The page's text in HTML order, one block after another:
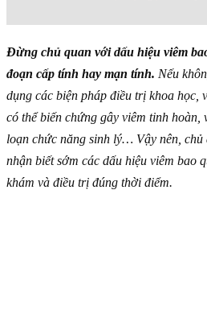
Đừng chủ quan với dấu hiệu viêm
đoạn cấp tính hay mạn tính. Nếu
dụng các biện pháp điều trị khoa học,
có thể biến chứng gây viêm tinh
loạn chức năng sinh lý… Vậy nên,
nhận biết sớm các dấu hiệu viêm bao
khám và điều trị đúng thời điểm.